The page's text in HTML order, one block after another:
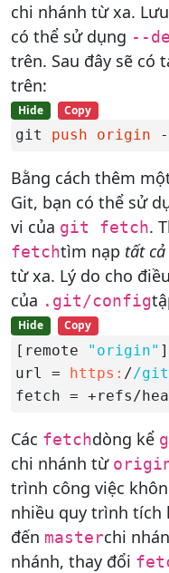
chi nhánh từ xa.
có thể sử dụng --
trên. Sau đây sẽ có
trên:
Hide Copy
git push origin
Bằng cách thêm
Git, bạn có thể sử
vi của git fetch.
fetchtìm nạp tất cả
từ xa. Lý do cho
của .git/config
Hide Copy
[remote "origin" ]
url = https: //
fetch = +refs/
Các fetchdòng kể
chi nhánh từ
trình công việc
nhiều quy trình tích
đến masterchi
nhánh, thay đổi